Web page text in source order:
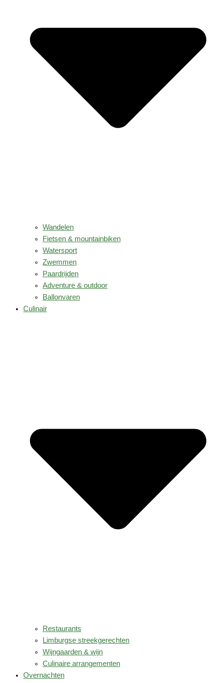
Wandelen
Fietsen & mountainbiken
Watersport
Zwemmen
Paardrijden
Adventure & outdoor
Ballonvaren
Culinair
Restaurants
Limburgse streekgerechten
Wijngaarden & wijn
Culinaire arrangementen
Overnachten